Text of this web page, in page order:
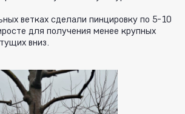
ветках сделали пинцировку по 5-10
для получения менее крупных
вниз.